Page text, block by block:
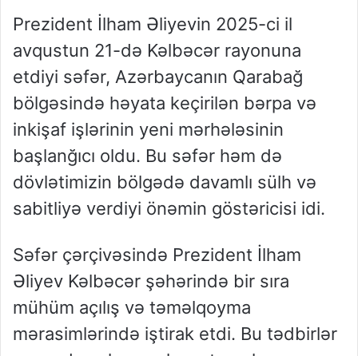
Prezident İlham Əliyevin 2025-ci il
avqustun 21-də Kəlbəcər rayonuna
etdiyi səfər, Azərbaycanın Qarabağ
bölgəsində həyata keçirilən bərpa və
inkişaf işlərinin yeni mərhələsinin
başlanğıcı oldu. Bu səfər həm də
dövlətimizin bölgədə davamlı sülh və
sabitliyə verdiyi önəmin göstəricisi idi.
Səfər çərçivəsində Prezident İlham
Əliyev Kəlbəcər şəhərində bir sıra
mühüm açılış və təməlqoyma
mərasimlərində iştirak etdi. Bu tədbirlər